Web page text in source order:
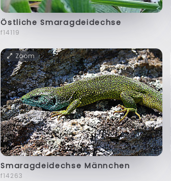
Östliche Smaragdeidechse
f14119
Zoom
Smaragdeidechse Männchen
f14263